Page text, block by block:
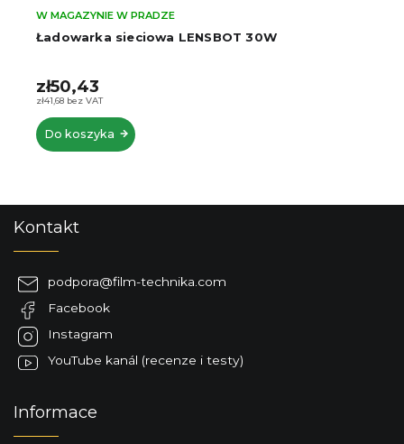
Ładowarka sieciowa LENSBOT 30W
W MAGAZYNIE W PRADZE
zł41,68 bez VAT
zł50,43
Do koszyka
Kontakt
podpora@film-technika.com
Facebook
Instagram
YouTube kanál (recenze i testy)
Informace